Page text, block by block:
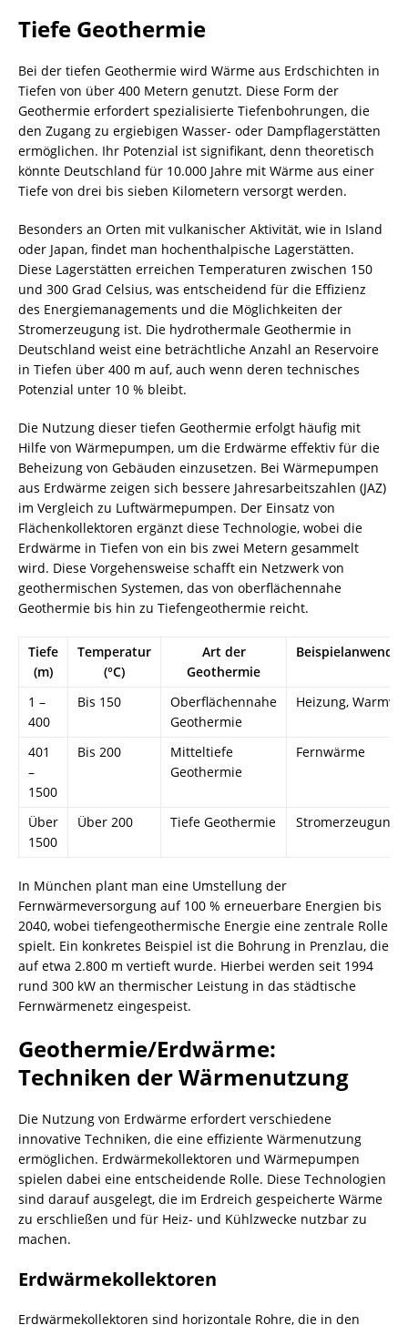
Tiefe Geothermie
Bei der tiefen Geothermie wird Wärme aus Erdschichten in
Tiefen von über 400 Metern genutzt. Diese Form der
Geothermie erfordert spezialisierte Tiefenbohrungen, die
den Zugang zu ergiebigen Wasser- oder Dampflagerstätten
ermöglichen. Ihr Potenzial ist signifikant, denn theoretisch
könnte Deutschland für 10.000 Jahre mit Wärme aus einer
Tiefe von drei bis sieben Kilometern versorgt werden.
Besonders an Orten mit vulkanischer Aktivität, wie in Island
oder Japan, findet man hochenthalpische Lagerstätten.
Diese Lagerstätten erreichen Temperaturen zwischen 150
und 300 Grad Celsius, was entscheidend für die Effizienz
des Energiemanagements und die Möglichkeiten der
Stromerzeugung ist. Die hydrothermale Geothermie in
Deutschland weist eine beträchtliche Anzahl an Reservoire
in Tiefen über 400 m auf, auch wenn deren technisches
Potenzial unter 10 % bleibt.
Die Nutzung dieser tiefen Geothermie erfolgt häufig mit
Hilfe von Wärmepumpen, um die Erdwärme effektiv für die
Beheizung von Gebäuden einzusetzen. Bei Wärmepumpen
aus Erdwärme zeigen sich bessere Jahresarbeitszahlen (JAZ)
im Vergleich zu Luftwärmepumpen. Der Einsatz von
Flächenkollektoren ergänzt diese Technologie, wobei die
Erdwärme in Tiefen von ein bis zwei Metern gesammelt
wird. Diese Vorgehensweise schafft ein Netzwerk von
geothermischen Systemen, das von oberflächennahe
Geothermie bis hin zu Tiefengeothermie reicht.
Tiefe
(m)
Temperatur
(°C)
Art der
Geothermie
1 –
400
Bis 150
Oberflächennahe
Geothermie
Heizung,
401
–
1500
Bis 200
Mitteltiefe
Geothermie
Fernwärme
Über
1500
Über 200 Tiefe Geothermie Stromerzeugung
In München plant man eine Umstellung der
Fernwärmeversorgung auf 100 % erneuerbare Energien bis
2040, wobei tiefengeothermische Energie eine zentrale Rolle
spielt. Ein konkretes Beispiel ist die Bohrung in Prenzlau, die
auf etwa 2.800 m vertieft wurde. Hierbei werden seit 1994
rund 300 kW an thermischer Leistung in das städtische
Fernwärmenetz eingespeist.
Geothermie/Erdwärme:
Techniken der Wärmenutzung
Die Nutzung von Erdwärme erfordert verschiedene
innovative Techniken, die eine effiziente Wärmenutzung
ermöglichen. Erdwärmekollektoren und Wärmepumpen
spielen dabei eine entscheidende Rolle. Diese Technologien
sind darauf ausgelegt, die im Erdreich gespeicherte Wärme
zu erschließen und für Heiz- und Kühlzwecke nutzbar zu
machen.
Erdwärmekollektoren
Erdwärmekollektoren sind horizontale Rohre, die in den